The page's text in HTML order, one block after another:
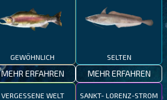
GEWÖHNLICH
MEHR ERFAHREN
SELTEN
MEHR ERFAHREN
VERGESSENE WELT SANKT- LORENZ-STROM